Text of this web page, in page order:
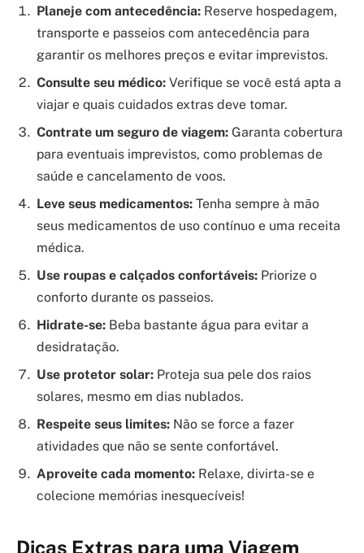
Planeje com antecedência: Reserve hospedagem,
transporte e passeios com antecedência para
garantir os melhores preços e evitar imprevistos.
Consulte seu médico: Verifique se você está apta a
viajar e quais cuidados extras deve tomar.
Contrate um seguro de viagem: Garanta cobertura
para eventuais imprevistos, como problemas de
saúde e cancelamento de voos.
Leve seus medicamentos: Tenha sempre à mão
seus medicamentos de uso contínuo e uma receita
médica.
Use roupas e calçados confortáveis: Priorize o
conforto durante os passeios.
Hidrate-se: Beba bastante água para evitar a
desidratação.
Use protetor solar: Proteja sua pele dos raios
solares, mesmo em dias nublados.
Respeite seus limites: Não se force a fazer
atividades que não se sente confortável.
Aproveite cada momento: Relaxe, divirta-se e
colecione memórias inesquecíveis!
Dicas Extras para uma Viagem